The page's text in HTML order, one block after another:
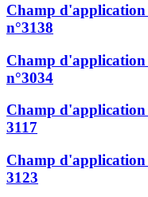
Champ d'application
n°3138
Champ d'application
n°3034
Champ d'application
3117
Champ d'application
3123